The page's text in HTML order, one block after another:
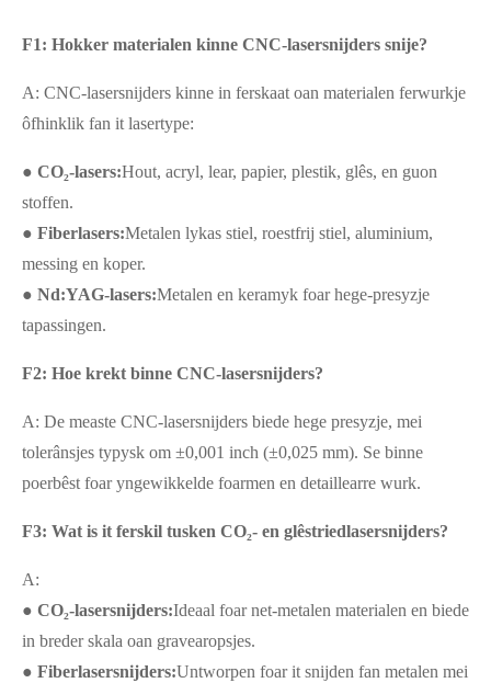
F1: Hokker materialen kinne CNC-lasersnijders snije?
A: CNC-lasersnijders kinne in ferskaat oan materialen ferwurkje
ôfhinklik fan it lasertype:
● CO₂-lasers:Hout, acryl, lear, papier, plestik, glês, en guon
stoffen.
● Fiberlasers:Metalen lykas stiel, roestfrij stiel, aluminium,
messing en koper.
● Nd:YAG-lasers:Metalen en keramyk foar hege-presyzje
tapassingen.
F2: Hoe krekt binne CNC-lasersnijders?
A: De measte CNC-lasersnijders biede hege presyzje, mei
tolerânsjes typysk om ±0,001 inch (±0,025 mm). Se binne
poerbêst foar yngewikkelde foarmen en detaillearre wurk.
F3: Wat is it ferskil tusken CO₂- en glêstriedlasersnijders?
A:
● CO₂-lasersnijders:Ideaal foar net-metalen materialen en biede
in breder skala oan gravearopsjes.
● Fiberlasersnijders:Untworpen foar it snijden fan metalen mei